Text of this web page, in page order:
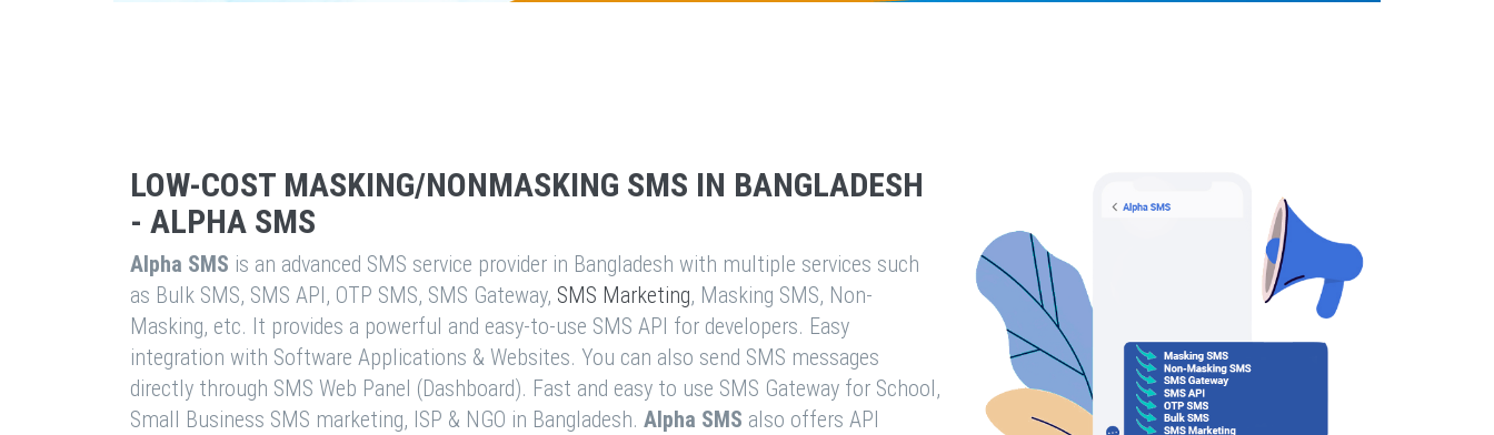
LOW-COST MASKING/NONMASKING SMS IN BANGLADESH
- ALPHA SMS
Alpha SMS is an advanced SMS service provider in Bangladesh with multiple services such
as Bulk SMS, SMS API, OTP SMS, SMS Gateway, SMS Marketing, Masking SMS, Non-
Masking, etc. It provides a powerful and easy-to-use SMS API for developers. Easy
integration with Software Applications & Websites. You can also send SMS messages
directly through SMS Web Panel (Dashboard). Fast and easy to use SMS Gateway for School,
Small Business SMS marketing, ISP & NGO in Bangladesh. Alpha SMS also offers API